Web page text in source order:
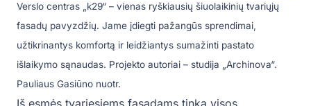
Verslo centras „k29“ – vienas ryškiausių šiuolaikinių tvariųjų
fasadų pavyzdžių. Jame įdiegti pažangūs sprendimai,
užtikrinantys komfortą ir leidžiantys sumažinti pastato
išlaikymo sąnaudas. Projekto autoriai – studija „Archinova“.
Pauliaus Gasiūno nuotr.